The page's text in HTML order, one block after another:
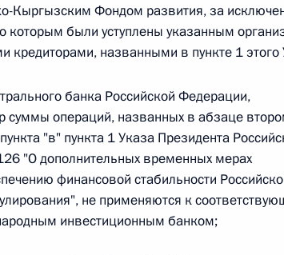
г. № 268-ФЗ
«О пробации в Российской Федерации»
г. № 267-ФЗ
закона «О благотворительной
Кыргызским Фондом развития, за
которым были уступлены указанным
кредиторами, названными в пункте 1 этого
банка Российской Федерации,
операций, названных в абзаце
"в" пункта 1 Указа Президента
"О дополнительных временных мерах
финансовой стабильности
не применяются к
инвестиционным банком;